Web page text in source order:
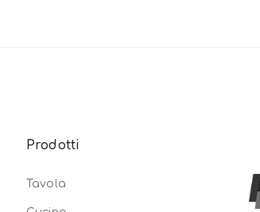
Prodotti
Tavola